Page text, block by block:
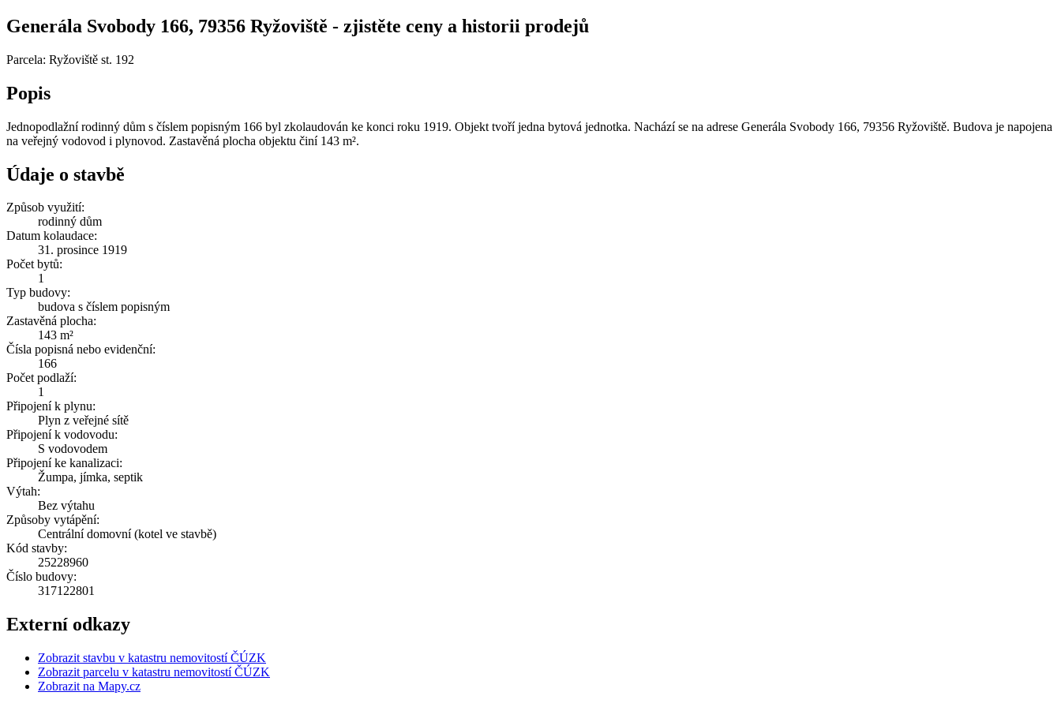
Generála Svobody 166, 79356 Ryžoviště - zjistěte ceny a historii prodejů
Parcela: Ryžoviště st. 192
Popis
Jednopodlažní rodinný dům s číslem popisným 166 byl zkolaudován ke konci roku 1919. Objekt tvoří jedna bytová jednotka. Nachází se na adrese Generála Svobody 166, 79356 Ryžoviště. Budova je napojena
na veřejný vodovod i plynovod. Zastavěná plocha objektu činí 143 m².
Údaje o stavbě
Způsob využití:
rodinný dům
Datum kolaudace:
31. prosince 1919
Počet bytů:
1
Typ budovy:
budova s číslem popisným
Zastavěná plocha:
143 m²
Čísla popisná nebo evidenční:
166
Počet podlaží:
1
Připojení k plynu:
Plyn z veřejné sítě
Připojení k vodovodu:
S vodovodem
Připojení ke kanalizaci:
Žumpa, jímka, septik
Výtah:
Bez výtahu
Způsoby vytápění:
Centrální domovní (kotel ve stavbě)
Kód stavby:
25228960
Číslo budovy:
317122801
Externí odkazy
Zobrazit stavbu v katastru nemovitostí ČÚZK
Zobrazit parcelu v katastru nemovitostí ČÚZK
Zobrazit na Mapy.cz